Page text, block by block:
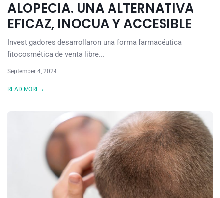
ALOPECIA. UNA ALTERNATIVA
EFICAZ, INOCUA Y ACCESIBLE
Investigadores desarrollaron una forma farmacéutica
fitocosmética de venta libre...
September 4, 2024
READ MORE